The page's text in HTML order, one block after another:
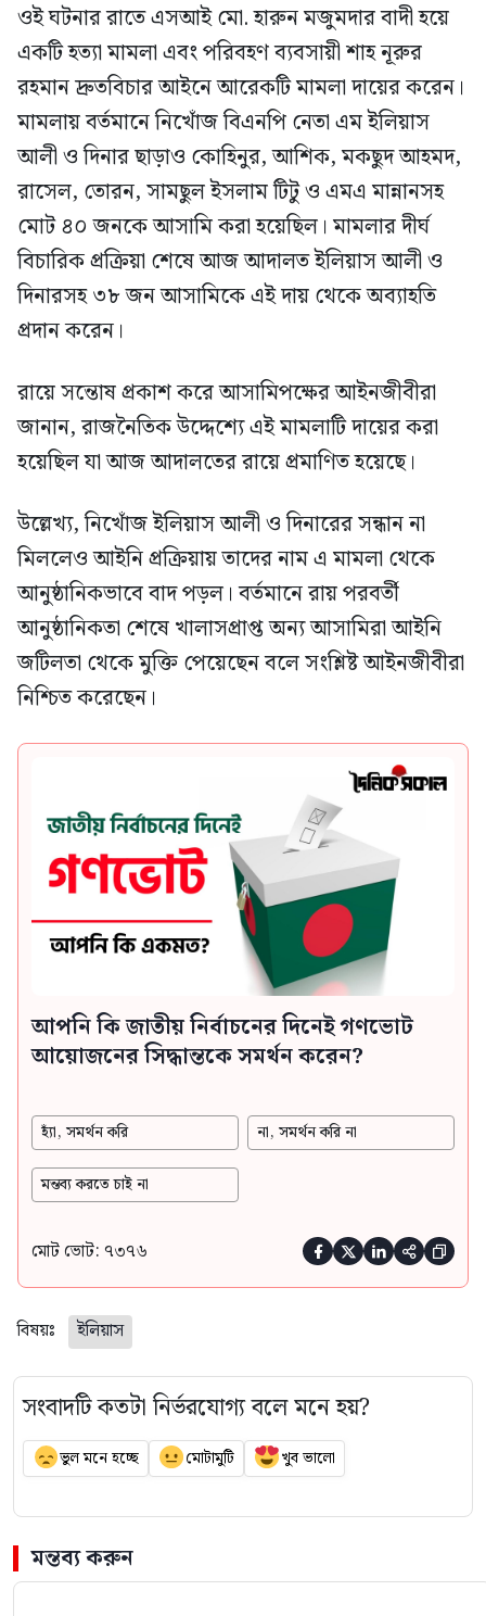
ওই ঘটনার রাতে এসআই মো. হারুন মজুমদার বাদী হয়ে
একটি হত্যা মামলা এবং পরিবহণ ব্যবসায়ী শাহ নূরুর
রহমান দ্রুতবিচার আইনে আরেকটি মামলা দায়ের করেন।
মামলায় বর্তমানে নিখোঁজ বিএনপি নেতা এম ইলিয়াস
আলী ও দিনার ছাড়াও কোহিনুর, আশিক, মকছুদ আহমদ,
রাসেল, তোরন, সামছুল ইসলাম টিটু ও এমএ মান্নানসহ
মোট ৪০ জনকে আসামি করা হয়েছিল। মামলার দীর্ঘ
বিচারিক প্রক্রিয়া শেষে আজ আদালত ইলিয়াস আলী ও
দিনারসহ ৩৮ জন আসামিকে এই দায় থেকে অব্যাহতি
প্রদান করেন।
রায়ে সন্তোষ প্রকাশ করে আসামিপক্ষের আইনজীবীরা
জানান, রাজনৈতিক উদ্দেশ্যে এই মামলাটি দায়ের করা
হয়েছিল যা আজ আদালতের রায়ে প্রমাণিত হয়েছে।
উল্লেখ্য, নিখোঁজ ইলিয়াস আলী ও দিনারের সন্ধান না
মিললেও আইনি প্রক্রিয়ায় তাদের নাম এ মামলা থেকে
আনুষ্ঠানিকভাবে বাদ পড়ল। বর্তমানে রায় পরবর্তী
আনুষ্ঠানিকতা শেষে খালাসপ্রাপ্ত অন্য আসামিরা আইনি
জটিলতা থেকে মুক্তি পেয়েছেন বলে সংশ্লিষ্ট আইনজীবীরা
নিশ্চিত করেছেন।
আপনি কি জাতীয় নির্বাচনের দিনেই গণভোট
আয়োজনের সিদ্ধান্তকে সমর্থন করেন?
হ্যাঁ, সমর্থন করি না, সমর্থন করি না
মন্তব্য করতে চাই না
মোট ভোট: ৭৩৭৬     
বিষয়ঃ ইলিয়াস
সংবাদটি কতটা নির্ভরযোগ্য বলে মনে হয়?
ভুল মনে হচ্ছে মোটামুটি খুব ভালো
মন্তব্য করুন